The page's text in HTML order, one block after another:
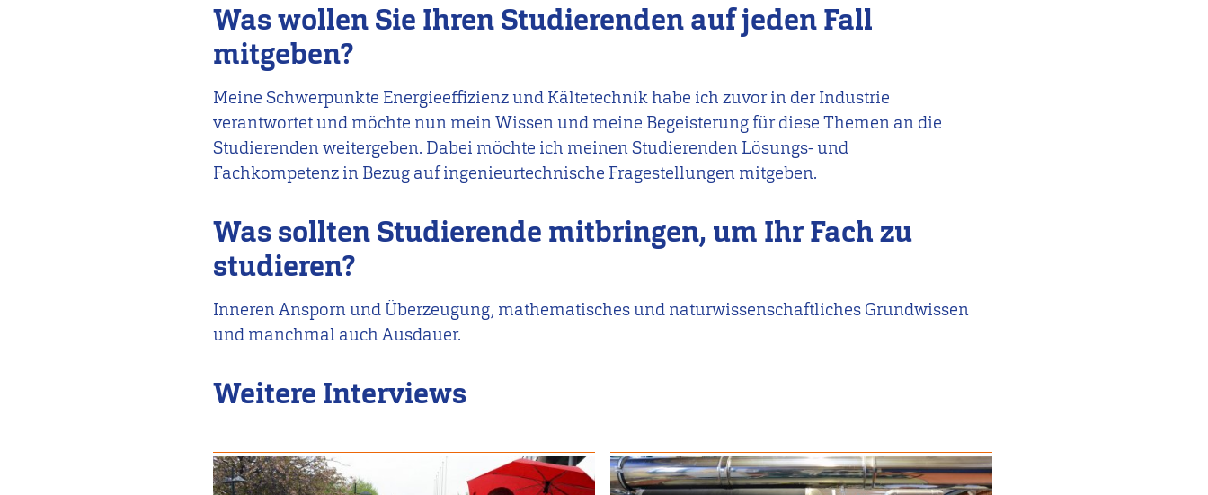
Was wollen Sie Ihren Studierenden auf jeden Fall
mitgeben?
Meine Schwerpunkte Energieeffizienz und Kältetechnik habe ich zuvor in der Industrie
verantwortet und möchte nun mein Wissen und meine Begeisterung für diese Themen an die
Studierenden weitergeben. Dabei möchte ich meinen Studierenden Lösungs- und
Fachkompetenz in Bezug auf ingenieurtechnische Fragestellungen mitgeben.
Was sollten Studierende mitbringen, um Ihr Fach zu
studieren?
Inneren Ansporn und Überzeugung, mathematisches und naturwissenschaftliches Grundwissen
und manchmal auch Ausdauer.
Weitere Interviews